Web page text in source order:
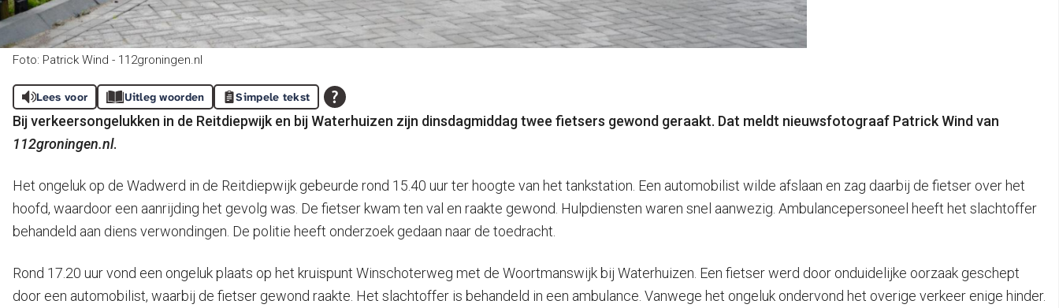
Foto: Patrick Wind - 112groningen.nl
Lees voor Uitleg woorden Simpele tekst
Bij verkeersongelukken in de Reitdiepwijk en bij Waterhuizen zijn dinsdagmiddag twee fietsers gewond geraakt. Dat meldt nieuwsfotograaf Patrick Wind van
112groningen.nl.
Het ongeluk op de Wadwerd in de Reitdiepwijk gebeurde rond 15.40 uur ter hoogte van het tankstation. Een automobilist wilde afslaan en zag daarbij de fietser over het
hoofd, waardoor een aanrijding het gevolg was. De fietser kwam ten val en raakte gewond. Hulpdiensten waren snel aanwezig. Ambulancepersoneel heeft het slachtoffer
behandeld aan diens verwondingen. De politie heeft onderzoek gedaan naar de toedracht.
Rond 17.20 uur vond een ongeluk plaats op het kruispunt Winschoterweg met de Woortmanswijk bij Waterhuizen. Een fietser werd door onduidelijke oorzaak geschept
door een automobilist, waarbij de fietser gewond raakte. Het slachtoffer is behandeld in een ambulance. Vanwege het ongeluk ondervond het overige verkeer enige hinder.